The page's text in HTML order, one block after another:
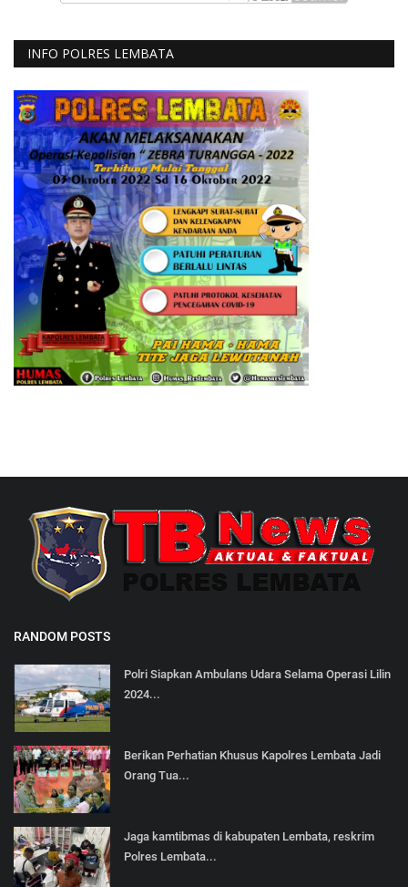
INFO POLRES LEMBATA
RANDOM POSTS
Polri Siapkan Ambulans Udara Selama Operasi Lilin
2024...
Berikan Perhatian Khusus Kapolres Lembata Jadi
Orang Tua...
Jaga kamtibmas di kabupaten Lembata, reskrim
Polres Lembata...